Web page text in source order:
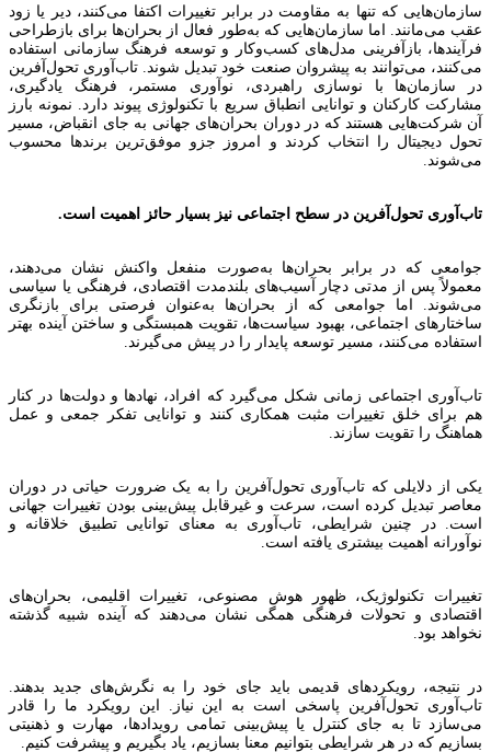
سازمان‌هایی که تنها به مقاومت در برابر تغییرات اکتفا می‌کنند، دیر یا زود
عقب می‌مانند. اما سازمان‌هایی که به‌طور فعال از بحران‌ها برای بازطراحی
فرآیندها، بازآفرینی مدل‌های کسب‌وکار و توسعه فرهنگ سازمانی استفاده
می‌کنند، می‌توانند به پیشروان صنعت خود تبدیل شوند. تاب‌آوری تحول‌آفرین
در سازمان‌ها با نوسازی راهبردی، نوآوری مستمر، فرهنگ یادگیری،
مشارکت کارکنان و توانایی انطباق سریع با تکنولوژی پیوند دارد. نمونه بارز
آن شرکت‌هایی هستند که در دوران بحران‌های جهانی به جای انقباض، مسیر
تحول دیجیتال را انتخاب کردند و امروز جزو موفق‌ترین برندها محسوب
می‌شوند.
تاب‌آوری تحول‌آفرین در سطح اجتماعی نیز بسیار حائز اهمیت است.
جوامعی که در برابر بحران‌ها به‌صورت منفعل واکنش نشان می‌دهند،
معمولاً پس از مدتی دچار آسیب‌های بلندمدت اقتصادی، فرهنگی یا سیاسی
می‌شوند. اما جوامعی که از بحران‌ها به‌عنوان فرصتی برای بازنگری
ساختارهای اجتماعی، بهبود سیاست‌ها، تقویت همبستگی و ساختن آینده بهتر
استفاده می‌کنند، مسیر توسعه پایدار را در پیش می‌گیرند.
تاب‌آوری اجتماعی زمانی شکل می‌گیرد که افراد، نهادها و دولت‌ها در کنار
هم برای خلق تغییرات مثبت همکاری کنند و توانایی تفکر جمعی و عمل
هماهنگ را تقویت سازند.
یکی از دلایلی که تاب‌آوری تحول‌آفرین را به یک ضرورت حیاتی در دوران
معاصر تبدیل کرده است، سرعت و غیرقابل پیش‌بینی بودن تغییرات جهانی
است. در چنین شرایطی، تاب‌آوری به معنای توانایی تطبیق خلاقانه و
نوآورانه اهمیت بیشتری یافته است.
تغییرات تکنولوژیک، ظهور هوش مصنوعی، تغییرات اقلیمی، بحران‌های
اقتصادی و تحولات فرهنگی همگی نشان می‌دهند که آینده شبیه گذشته
نخواهد بود.
در نتیجه، رویکردهای قدیمی باید جای خود را به نگرش‌های جدید بدهند.
تاب‌آوری تحول‌آفرین پاسخی است به این نیاز. این رویکرد ما را قادر
می‌سازد تا به جای کنترل یا پیش‌بینی تمامی رویدادها، مهارت و ذهنیتی
بسازیم که در هر شرایطی بتوانیم معنا بسازیم، یاد بگیریم و پیشرفت کنیم.